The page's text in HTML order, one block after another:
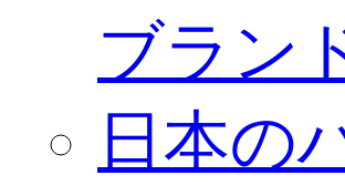
ブラン
日本の